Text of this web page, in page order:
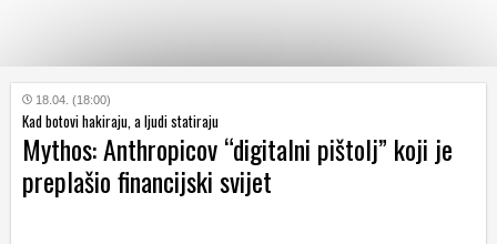
KATEGORIJE
HRVATSKI
WEB
18.04. (18:00)
Kad botovi hakiraju, a ljudi statiraju
Mythos: Anthropicov “digitalni pištolj” koji je
preplašio financijski svijet